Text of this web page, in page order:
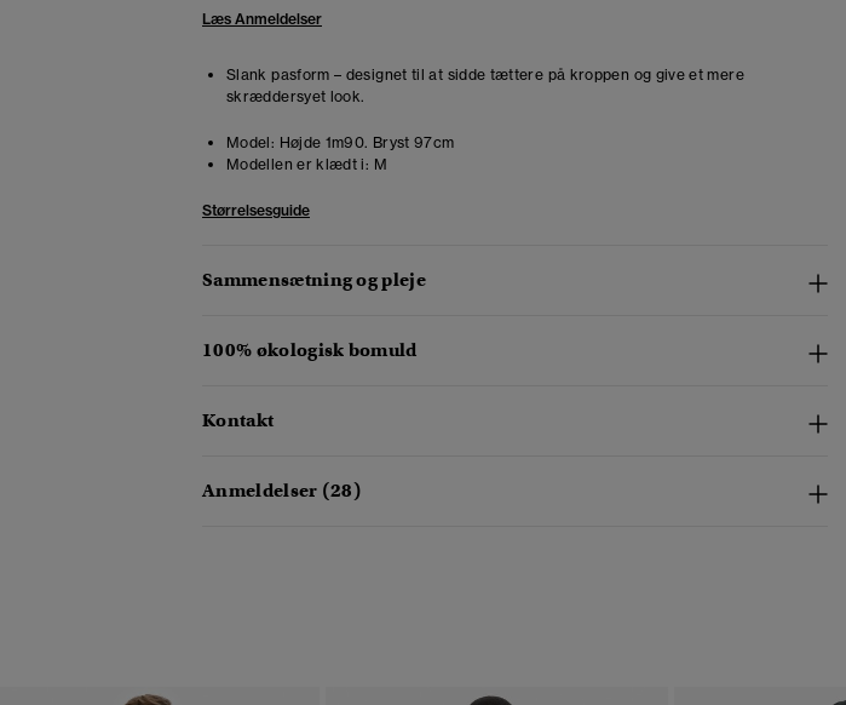
Læs Anmeldelser
Slank pasform – designet til at sidde tættere på kroppen og give et mere
skræddersyet look.
Model: Højde 1m90. Bryst 97cm
Modellen er klædt i: M
Størrelsesguide
Sammensætning og pleje
100% økologisk bomuld
Kontakt
Anmeldelser (28)